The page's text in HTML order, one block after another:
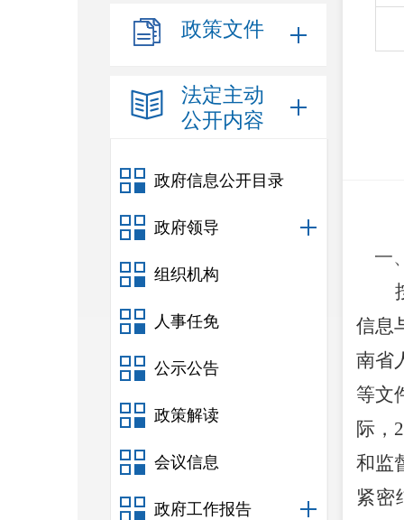
政策文件
法定主动
公开内容
政府信息公开目录
政府领导
组织机构
人事任免
公示公告
政策解读
会议信息
政府工作报告
一
信息
南省
等文
际，
和监
紧密